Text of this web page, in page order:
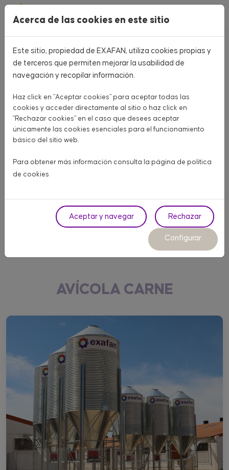
Pasar al contenido principal
Home CATÁLOGO PRODUCTOS
CATÁLOGO PRODUCTOS
Aquí encontrarás todo lo que necesitas para tu granja
AVÍCOLA PUESTA
OTROS ANIMALES
AVÍCOLA CARNE
Acerca de las cookies en este sitio
Este sitio, propiedad de EXAFAN, utiliza cookies propias y
de terceros que permiten mejorar la usabilidad de
navegación y recopilar información.
Haz click en "Aceptar cookies" para aceptar todas las
cookies y acceder directamente al sitio o haz click en
"Rechazar cookies" en el caso que desees aceptar
únicamente las cookies esenciales para el funcionamiento
básico del sitio web.
Para obtener más información consulta la página de política
de cookies
Aceptar y navegar Rechazar
Configurar